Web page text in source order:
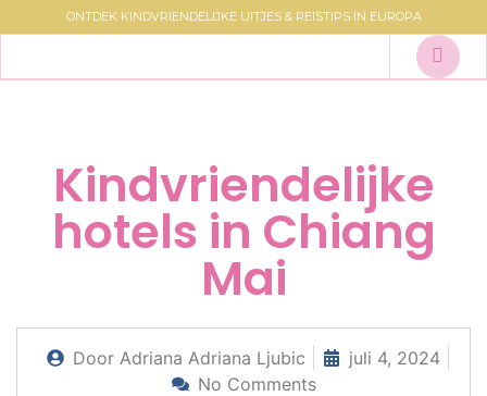
ONTDEK KINDVRIENDELIJKE UITJES & REISTIPS IN EUROPA
Kindvriendelijke
hotels in Chiang
Mai
Door Adriana Adriana Ljubic
juli 4, 2024
No Comments